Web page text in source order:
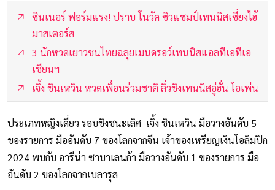
ซินเนอร์ ฟอร์มแรง! ปราบ โนวัค ซิวแชมป์เทนนิสเซี่ยงไฮ้
มาสเตอร์ส
3 นักหวดเยาวชนไทยฉลุยเมนดรอว์เทนนิสแอลทีเอทีเอ
เชียนฯ
เจิ้ง ชินเหวิน หวดเพื่อนร่วมชาติ ลิ่วชิงเทนนิสอู่ฮั่น โอเพ่น
ประเภทหญิงเดี่ยว รอบชิงชนะเลิศ เจิ้ง ชินเหวิน มือวางอันดับ 5
ของรายการ มืออันดับ 7 ของโลกจากจีน เจ้าของเหรียญเงินโอลิมปิก
2024 พบกับ อารีน่า ซาบาเลนก้า มือวางอันดับ 1 ของรายการ มือ
อันดับ 2 ของโลกจากเบลารุส